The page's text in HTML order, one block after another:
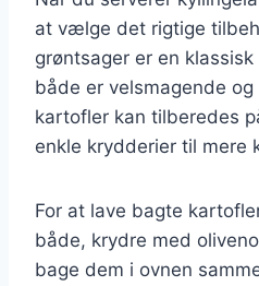
at vælge det rigtige
grøntsager er en
både er velsmagende
kartofler kan tilberedes
enkle krydderier til mere
For at lave bagte
både, krydre med
bage dem i ovnen